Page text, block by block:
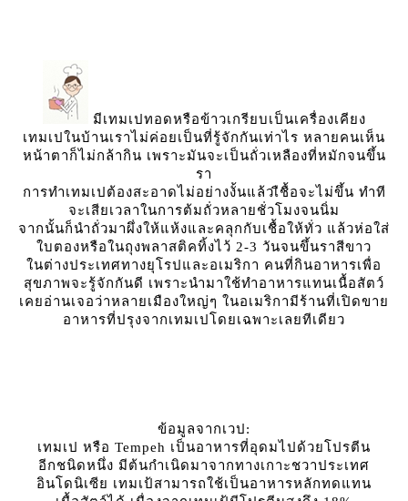
มีเทมเปทอดหรือข้าวเกรียบเป็นเครื่องเคียง
เทมเปในบ้านเราไม่ค่อยเป็นที่รู้จักกันเท่าไร หลายคนเห็น
หน้าตาก็ไม่กล้ากิน เพราะมันจะเป็นถั่วเหลืองที่หมักจนขึ้น
รา
การทำเทมเปต้องสะอาดไม่อย่างงั้นแล้วเืชื้อจะไม่ขึ้น ทำที
จะเสียเวลาในการต้มถั่วหลายชั่วโมงจนนิ่ม
จากนั้นก็นำถั่วมาผึ่งให้แห้งและคลุกกับเชื้อให้ทั่ว แล้วห่อใส่
บตองหรือในถุงพลาสติคทิ้งไว้ 2-3 วันจนขึ้นราสีขาว
นต่างประเทศทางยุโรปและอเมริกา คนที่กินอาหารเพื่อ
สุขภาพจะรู้จักกันดี เพราะนำมาใช้ทำอาหารแทนเนื้อสัตว์
เคยอ่านเจอว่าหลายเมืองใหญ่ๆ ในอเมริกามีร้านที่เปิดขา
อาหารที่ปรุงจากเทมเปโดยเฉพาะเลยทีเดียว
ข้อมูลจากเวป:
เทมเป หรือ Tempeh ​เป็นอาหาร​ที่อุดม​ไปด้วยโปรตีน
อีกชนิดหนึ่ง​ มีต้นกำเนิดมาจากทางเกาะชวาประเทศ
อินโดนิเซีย เทมเป้สามารถใช้เป็นอาหารหลักทดแทน